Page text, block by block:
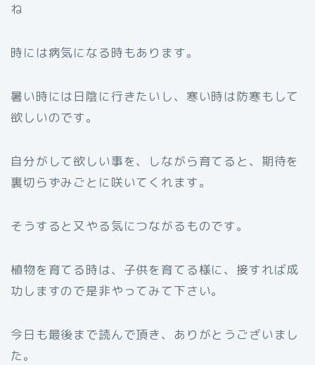
ね
時には病気になる時もあります。
暑い時には日陰に行きたいし、寒い時は防寒もして
欲しいのです。
自分がして欲しい事を、しながら育てると、期待を
裏切らずみごとに咲いてくれます。
そうすると又やる気につながるものです。
植物を育てる時は、子供を育てる様に、接すれば成
功しますので是非やってみて下さい。
今日も最後まで読んで頂き、ありがとうございまし
た。